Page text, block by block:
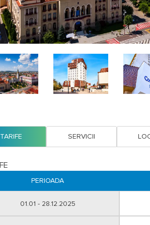
TARIFE SERVICII
PERIOADA
01.01 - 28.12.2025